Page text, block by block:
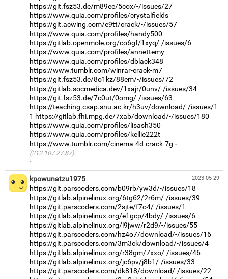
https://git.fsz53.de/m89ee/5cox/-/issues/27
https://www.quia.com/profiles/crystalfields
https://git.acwing.com/e9tt/crack/-/issues/57
https://www.quia.com/profiles/handy500
https://gitlab.openmole.org/co6gf/1xyq/-/issues/6
https://www.quia.com/profiles/annettemy
https://www.quia.com/profiles/dblack348
https://www.tumblr.com/winrar-crack-m7
https://git.fsz53.de/8o1kz/88em/-/issues/72
https://gitlab.socmedica.dev/1xajr/0unv/-/issues/34
https://git.fsz53.de/7c0ut/0omg/-/issues/63
https://teaching.csap.snu.ac.kr/h3uv/download/-/issues/1
1 https://gitlab.fhi.mpg.de/7xab/download/-/issues/180
https://www.quia.com/profiles/lisash350
https://www.quia.com/profiles/kellie222t
https://www.tumblr.com/cinema-4d-crack-7g
(212.107.27.87)
·
2023-05-29
kpowunatzu1975
https://git.parscoders.com/b09rb/yw3d/-/issues/18
https://gitlab.alpinelinux.org/6tg62/2r6m/-/issues/39
https://git.parscoders.com/2sjte/f7o4/-/issues/1
https://gitlab.alpinelinux.org/e1gcp/4bdy/-/issues/6
https://gitlab.alpinelinux.org/l9jww/r2d9/-/issues/55
https://git.parscoders.com/hz4o7/download/-/issues/16
https://git.parscoders.com/3m3ck/download/-/issues/4
https://gitlab.alpinelinux.org/r38gm/7xxo/-/issues/46
https://gitlab.alpinelinux.org/jc6pv/j8b1/-/issues/33
https://git.parscoders.com/dk818/download/-/issues/22